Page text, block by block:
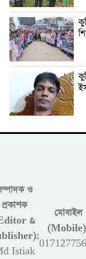
ও
প্রকাশক
&
Istiak
মোবাইল